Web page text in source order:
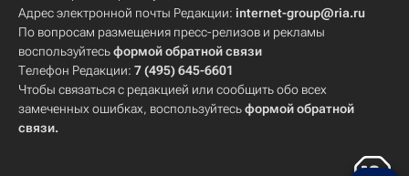
Адрес электронной почты Редакции: internet-group@ria.ru
По вопросам размещения пресс-релизов и рекламы
воспользуйтесьформой обратной связи
Телефон Редакции: 7 (495) 645-6601
Чтобы связаться с редакцией или сообщить обо всех
замеченных ошибках, воспользуйтесьформой обратной
связи.